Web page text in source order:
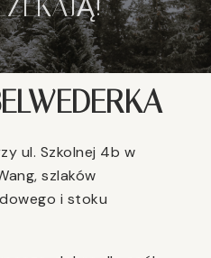
ul. Szkolnej 4b w
szlaków
i stoku